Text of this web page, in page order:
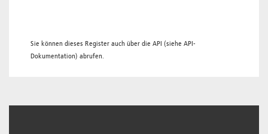
Sie können dieses Register auch über die API (siehe API-
Dokumentation) abrufen.